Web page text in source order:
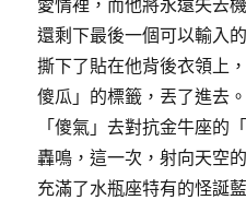
愛情裡，而他將永遠失去
還剩下最後一個可以輸入
撕下了貼在他背後衣領上
傻瓜」的標籤，丟了進去
「傻氣」去對抗金牛座的
轟鳴，這一次，射向天空
充滿了水瓶座特有的怪誕